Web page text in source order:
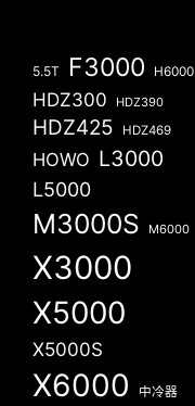
5.5T F3000 H6000
HDZ300 HDZ390
HDZ425 HDZ469
HOWO L3000
L5000
M3000S M6000
X3000
X5000
X5000S
X6000 中冷器